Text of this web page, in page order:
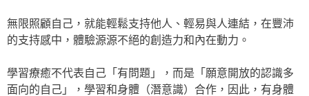
無限照顧自己，就能輕鬆支持他人、輕易與人連結，在豐沛
的支持感中，體驗源源不絕的創造力和內在動力。
學習療癒不代表自己「有問題」，而是「願意開放的認識多
面向的自己」，學習和身體（潛意識）合作，因此，有身體